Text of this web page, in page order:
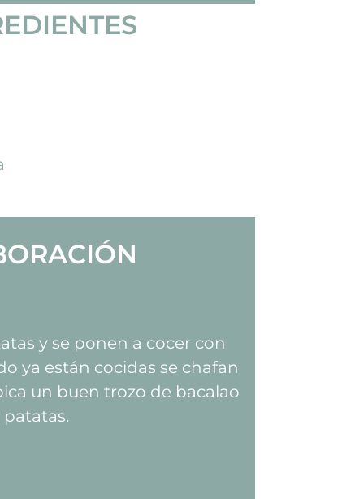
y se ponen a cocer con
ya están cocidas se chafan
un buen trozo de bacalao
patatas.